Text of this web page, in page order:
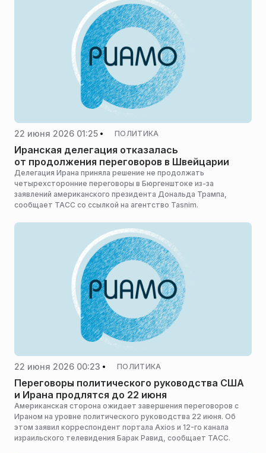
22 июня 2026 01:25 ПОЛИТИКА
Иранская делегация отказалась
от продолжения переговоров в Швейцарии
Делегация Ирана приняла решение не продолжать
четырехсторонние переговоры в Бюргенштоке из-за
заявлений американского президента Дональда Трампа,
сообщает ТАСС со ссылкой на агентство Tasnim.
22 июня 2026 00:23 ПОЛИТИКА
Переговоры политического руководства США
и Ирана продлятся до 22 июня
Американская сторона ожидает завершения переговоров с
Ираном на уровне политического руководства 22 июня. Об
этом заявил корреспондент портала Axios и 12-го канала
израильского телевидения Барак Равид, сообщает ТАСС.